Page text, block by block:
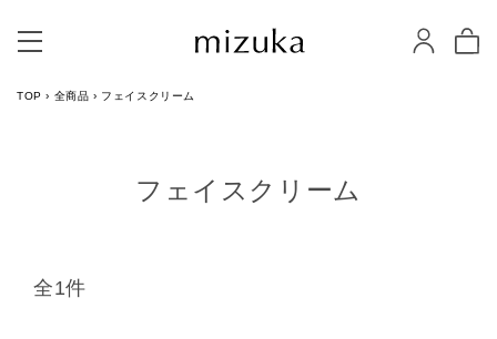
TOP › 全商品 › フェイスクリーム
フェイスクリーム
全1件